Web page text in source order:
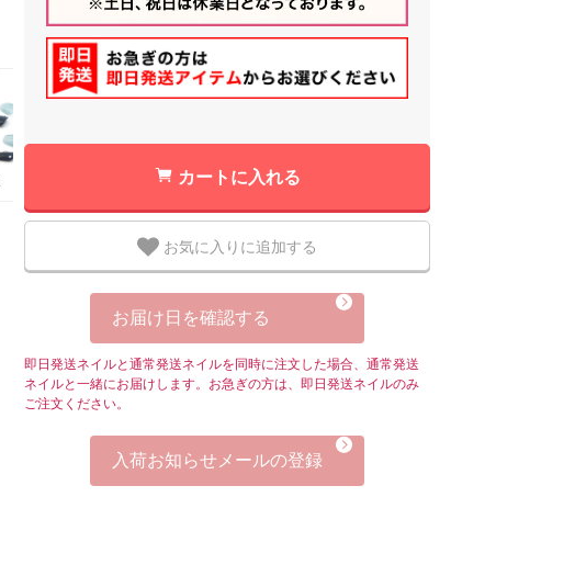
カートに入れる
お気に入りに追加する
お届け日を確認する
即日発送ネイルと通常発送ネイルを同時に注文した場合、通常発送
ネイルと一緒にお届けします。お急ぎの方は、即日発送ネイルのみ
ご注文ください。
入荷お知らせメールの登録